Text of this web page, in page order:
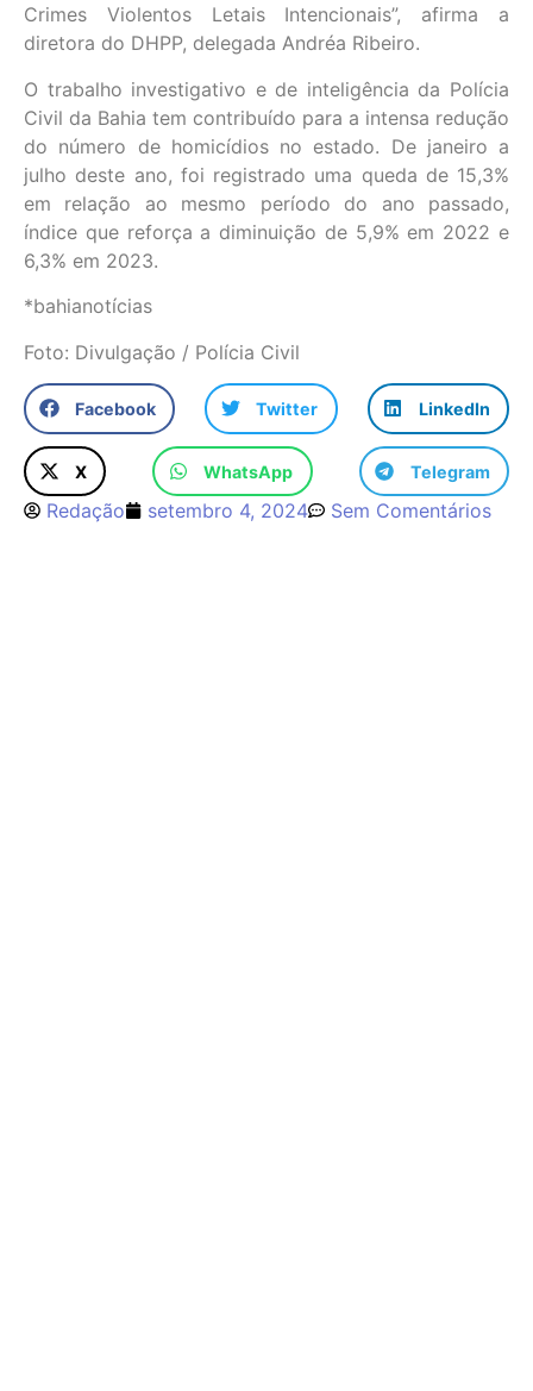
Crimes Violentos Letais Intencionais”, afirma a
diretora do DHPP, delegada Andréa Ribeiro.
O trabalho investigativo e de inteligência da Polícia
Civil da Bahia tem contribuído para a intensa redução
do número de homicídios no estado. De janeiro a
julho deste ano, foi registrado uma queda de 15,3%
em relação ao mesmo período do ano passado,
índice que reforça a diminuição de 5,9% em 2022 e
6,3% em 2023.
*bahianotícias
Foto: Divulgação / Polícia Civil
Facebook Twitter LinkedIn
X WhatsApp Telegram
Redação setembro 4, 2024 Sem Comentários